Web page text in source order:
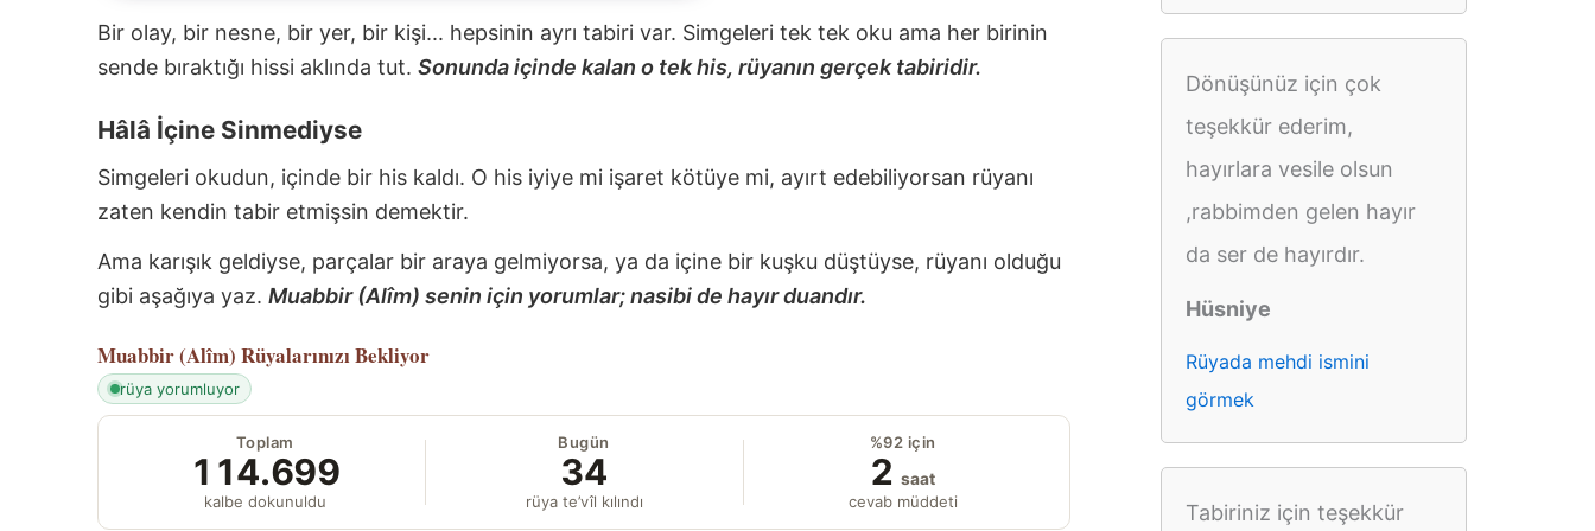
Bir olay, bir nesne, bir yer, bir kişi... hepsinin ayrı tabiri var. Simgeleri tek tek oku ama her birinin
sende bıraktığı hissi aklında tut. Sonunda içinde kalan o tek his, rüyanın gerçek tabiridir.
Hâlâ İçine Sinmediyse
Simgeleri okudun, içinde bir his kaldı. O his iyiye mi işaret kötüye mi, ayırt edebiliyorsan rüyanı
zaten kendin tabir etmişsin demektir.
Ama karışık geldiyse, parçalar bir araya gelmiyorsa, ya da içine bir kuşku düştüyse, rüyanı olduğu
gibi aşağıya yaz. Muabbir (Alîm) senin için yorumlar; nasibi de hayır duandır.
Muabbir (Alîm) Rüyalarınızı Bekliyor
rüya yorumluyor
Toplam
114.699
kalbe dokunuldu
Bugün
34
rüya te’vîl kılındı
%92 için
2 saat
cevab müddeti
Dönüşünüz için çok
teşekkür ederim,
hayırlara vesile olsun
,rabbimden gelen hayır
da ser de hayırdır.
Hüsniye
Rüyada mehdi ismini
görmek
Tabiriniz için teşekkür